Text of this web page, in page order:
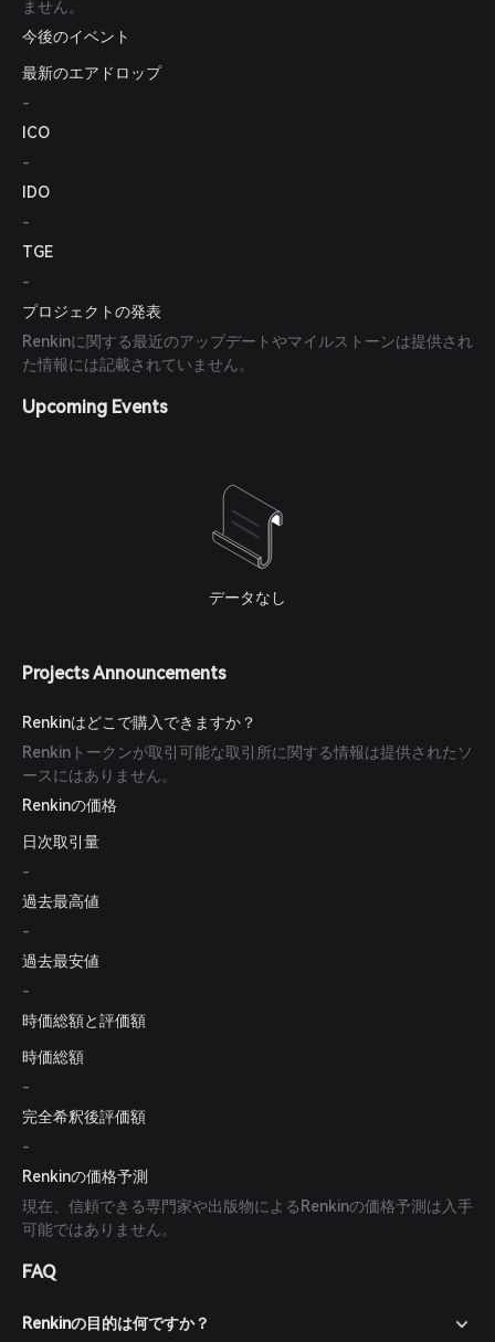
ません。
今後のイベント
最新のエアドロップ
-
ICO
-
IDO
-
TGE
-
プロジェクトの発表
Renkinに関する最近のアップデートやマイルストーンは提供され
た情報には記載されていません。
Upcoming Events
データなし
Projects Announcements
Renkinはどこで購入できますか？
Renkinトークンが取引可能な取引所に関する情報は提供されたソ
ースにはありません。
Renkinの価格
日次取引量
-
過去最高値
-
過去最安値
-
時価総額と評価額
時価総額
-
完全希釈後評価額
-
Renkinの価格予測
現在、信頼できる専門家や出版物によるRenkinの価格予測は入手
可能ではありません。
FAQ
Renkinの目的は何ですか？